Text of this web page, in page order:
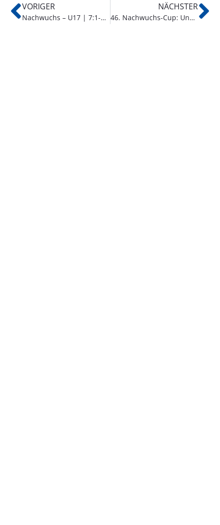
VORIGER
Nachwuchs – U17 | 7:1-Sieg gegen den RSV Borken
NÄCHSTER
46. Nachwuchs-Cup: Unsere Nachwuchsabteilung lädt ein